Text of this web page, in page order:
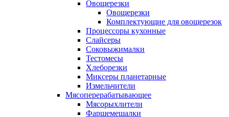
Овощерезки
Овощерезки
Комплектующие для овощерезок
Процессоры кухонные
Слайсеры
Соковыжималки
Тестомесы
Хлеборезки
Миксеры планетарные
Измельчители
Мясоперерабатывающее
Мясорыхлители
Фаршемешалки